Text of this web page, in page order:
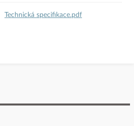
Technická specifikace.pdf